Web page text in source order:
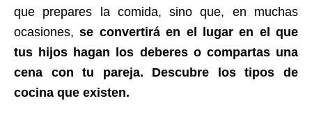
que prepares la comida, sino que, en muchas
ocasiones,se convertirá en el lugar en el que
tus hijos hagan los deberes o compartas una
cena con tu pareja. Descubre los tipos de
cocina que existen.